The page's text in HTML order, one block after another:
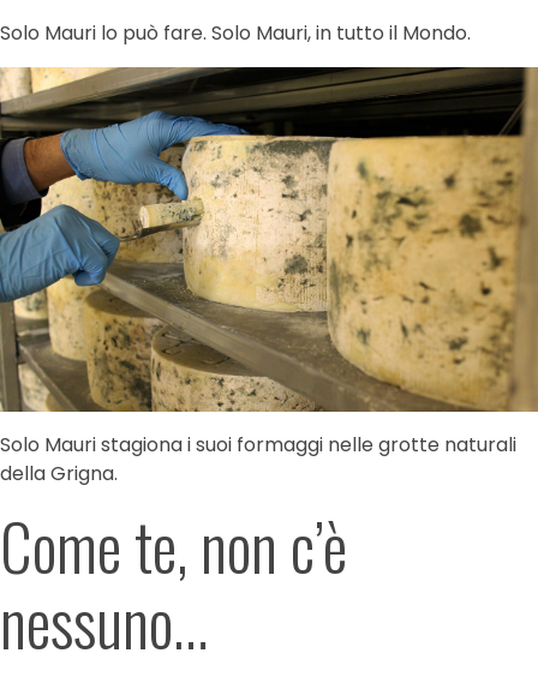
Solo Mauri lo può fare. Solo Mauri, in tutto il Mondo.
Solo Mauri stagiona i suoi formaggi nelle grotte naturali
della Grigna.
Come te, non c’è
nessuno…